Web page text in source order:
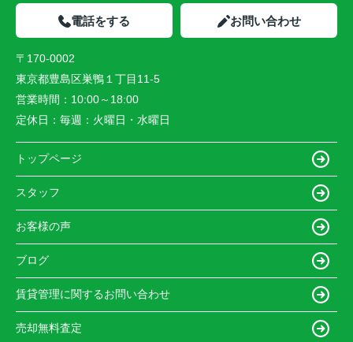
電話をする お問い合わせ
〒170-0002
東京都豊島区巣鴨１丁目11-5
営業時間： 10:00～18:00
定休日： 毎週：火曜日・水曜日
トップページ
スタッフ
お客様の声
ブログ
賃貸管理に関するお問い合わせ
売却無料査定